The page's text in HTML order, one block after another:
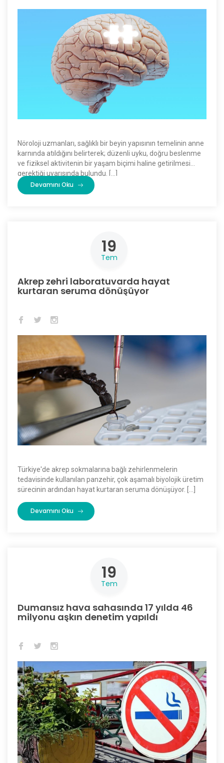
Nöroloji uzmanları, sağlıklı bir beyin yapısının temelinin anne
karnında atıldığını belirterek; düzenli uyku, doğru beslenme
ve fiziksel aktivitenin bir yaşam biçimi haline getirilmesi
gerektiği uyarısında bulundu. […]
Devamını Oku
19
Tem
Akrep zehri laboratuvarda hayat
kurtaran seruma dönüşüyor
Türkiye'de akrep sokmalarına bağlı zehirlenmelerin
tedavisinde kullanılan panzehir, çok aşamalı biyolojik üretim
sürecinin ardından hayat kurtaran seruma dönüşüyor. […]
Devamını Oku
19
Tem
Dumansız hava sahasında 17 yılda 46
milyonu aşkın denetim yapıldı